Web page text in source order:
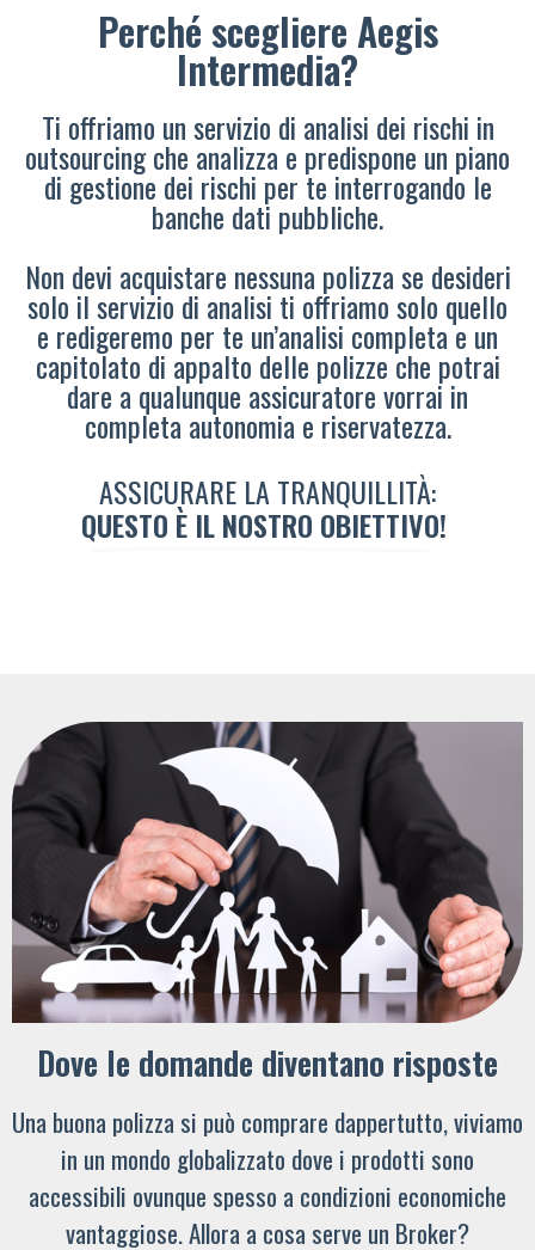
Perché scegliere Aegis
Intermedia?
Ti offriamo un servizio di analisi dei rischi in
outsourcing che analizza e predispone un piano
di gestione dei rischi per te interrogando le
banche dati pubbliche.
Non devi acquistare nessuna polizza se desideri
solo il servizio di analisi ti offriamo solo quello
e redigeremo per te un’analisi completa e un
capitolato di appalto delle polizze che potrai
dare a qualunque assicuratore vorrai in
completa autonomia e riservatezza.
ASSICURARE LA TRANQUILLITÀ:
QUESTO È IL NOSTRO OBIETTIVO!
Dove le domande diventano risposte
Una buona polizza si può comprare dappertutto, viviamo
in un mondo globalizzato dove i prodotti sono
accessibili ovunque spesso a condizioni economiche
vantaggiose. Allora a cosa serve un Broker?